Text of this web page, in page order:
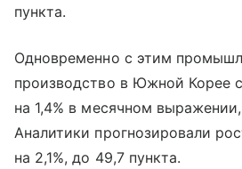
пункта.
Одновременно с этим
производство в Южной Корее
на 1,4% в месячном
Аналитики прогнозировали
на 2,1%, до 49,7 пункта.